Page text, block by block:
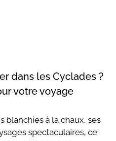
dans les Cyclades ?
votre voyage
blanchies à la chaux, ses
spectaculaires, ce